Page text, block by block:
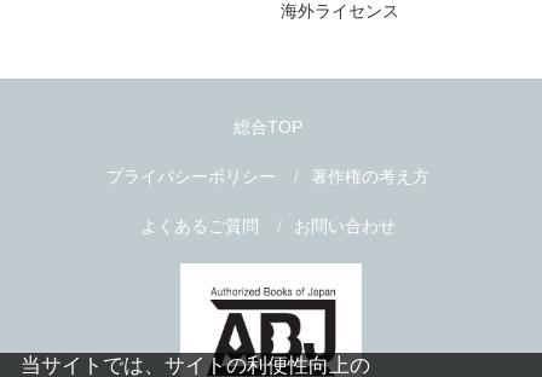
海外ライセンス
総合TOP
プライバシーポリシー 著作権の考え方
よくあるご質問 お問い合わせ
当サイトでは、サイトの利便性向上の